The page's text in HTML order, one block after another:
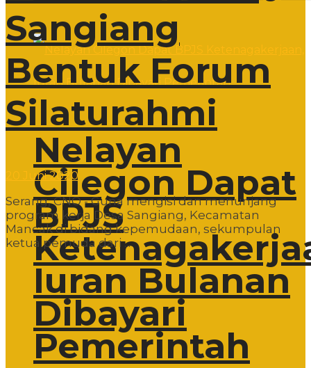
Nelayan
Cilegon Dapat
BPJS
Iuran Bulanan
Dibayari
Pemerintah
Sangiang
Bentuk Forum
Silaturahmi
20 Juni 2020
Serang, CNO - Guna mengisi dan menunjang
program kerja Desa Sangiang, Kecamatan
Mancak di bidang kepemudaan, sekumpulan
ketua pemuda dari ...